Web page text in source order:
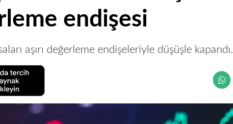
endişesi
aşırı değerleme endişeleriyle düşüşle kapandı.